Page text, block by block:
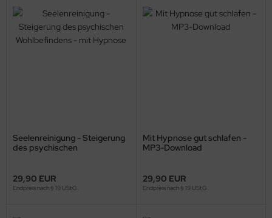
Seelenreinigung - Steigerung
des psychischen
29,90 EUR
Endpreis nach § 19 UStG.
Mit Hypnose gut schlafen -
MP3-Download
29,90 EUR
Endpreis nach § 19 UStG.